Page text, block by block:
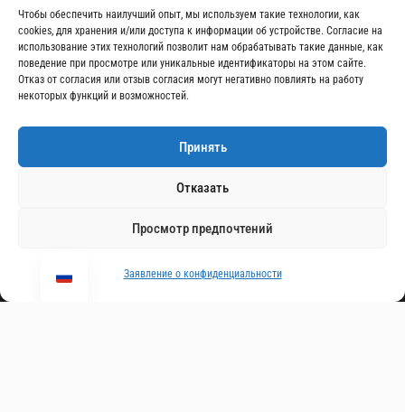
Чтобы обеспечить наилучший опыт, мы используем такие технологии, как
cookies, для хранения и/или доступа к информации об устройстве. Согласие на
использование этих технологий позволит нам обрабатывать такие данные, как
поведение при просмотре или уникальные идентификаторы на этом сайте.
Отказ от согласия или отзыв согласия могут негативно повлиять на работу
некоторых функций и возможностей.
Принять
Отказать
Просмотр предпочтений
Заявление о конфиденциальности
Узнайте первыми о горнолыжных
предложениях, новых пакетах услуг и
уникальных и оригинальных
приключениях. Сэкономьте большую
сумму и получите приоритетный доступ ко
всем нашим продуктам.